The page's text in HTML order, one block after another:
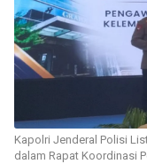
Kapolri Jenderal Polisi
dalam Rapat Koordinasi